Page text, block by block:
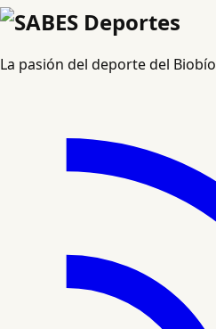
La pasión del deporte del Biobío